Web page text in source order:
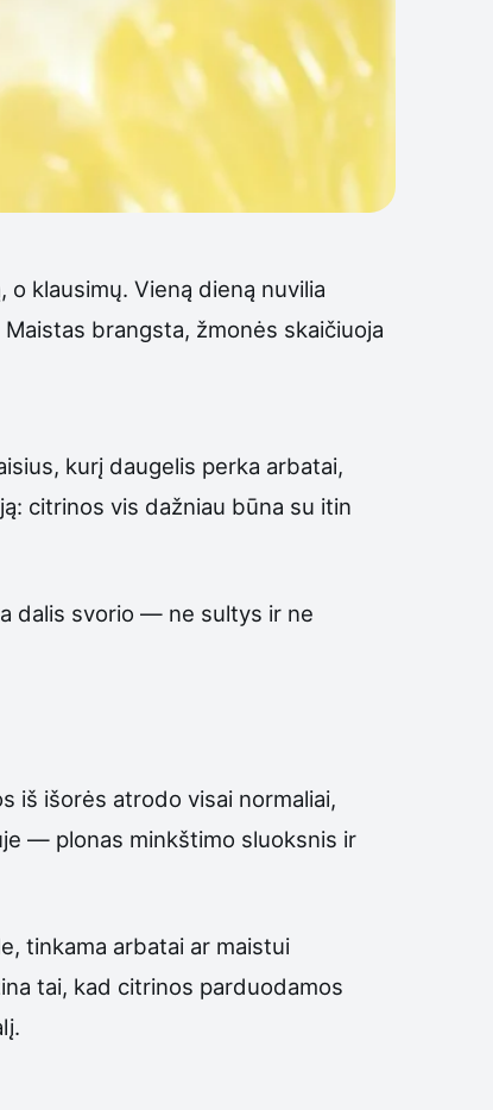
klausimų. Vieną dieną nuvilia
brangsta, žmonės skaičiuoja
kurį daugelis perka arbatai,
citrinos vis dažniau būna su itin
dalis svorio — ne sultys ir ne
iš išorės atrodo visai normaliai,
— plonas minkštimo sluoksnis ir
tinkama arbatai ar maistui
tai, kad citrinos parduodamos